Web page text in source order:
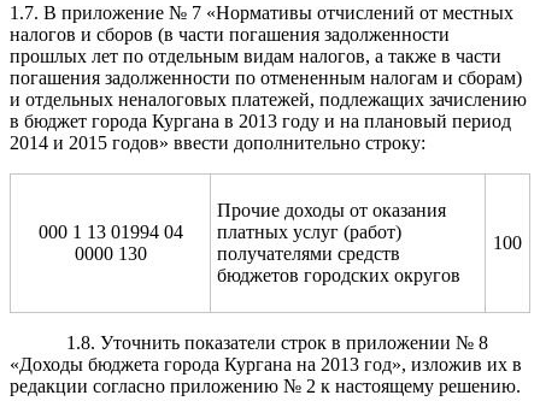
1.7. В приложение № 7 «Нормативы отчислений от местных
налогов и сборов (в части погашения задолженности
прошлых лет по отдельным видам налогов, а также в части
погашения задолженности по отмененным налогам и сборам)
и отдельных неналоговых платежей, подлежащих зачислению
в бюджет города Кургана в 2013 году и на плановый период
2014 и 2015 годов» ввести дополнительно строку:
000 1 13 01994 04
0000 130
Прочие доходы от оказания
платных услуг (работ)
получателями средств
бюджетов городских округов
100
1.8. Уточнить показатели строк в приложении № 8
«Доходы бюджета города Кургана на 2013 год», изложив их в
редакции согласно приложению № 2 к настоящему решению.